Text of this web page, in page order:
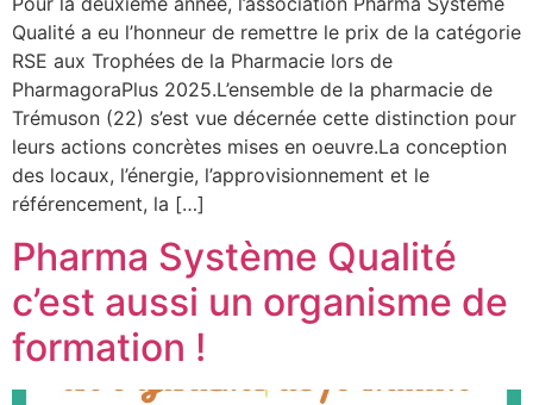
Qualité a eu l’honneur de remettre le prix de la catégorie
RSE aux Trophées de la Pharmacie lors de
PharmagoraPlus 2025.L’ensemble de la pharmacie de
Trémuson (22) s’est vue décernée cette distinction pour
leurs actions concrètes mises en oeuvre.La conception
des locaux, l’énergie, l’approvisionnement et le
référencement, la […]
Pharma Système Qualité
c’est aussi un organisme de
formation !